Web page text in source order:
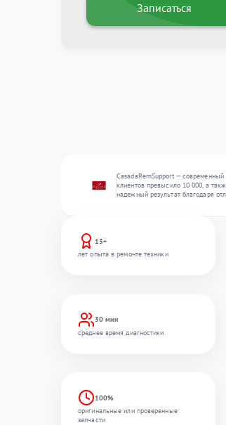
Записаться
CasadaRemSupport —
клиентов превысило 10 000, а
надежный результат благодаря
13+
лет опыта в ремонте техники
30 мин
среднее время диагностики
100%
оригинальные или проверенные
запчасти